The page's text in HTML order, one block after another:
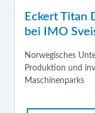
Eckert Titan
bei IMO
Norwegisches
Produktion und
Maschinenparks